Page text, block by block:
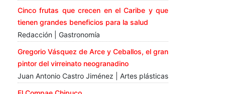
Cinco frutas que crecen en el Caribe y que
tienen grandes beneficios para la salud
Redacción | Gastronomía
Gregorio Vásquez de Arce y Ceballos, el gran
pintor del virreinato neogranadino
Juan Antonio Castro Jiménez | Artes plásticas